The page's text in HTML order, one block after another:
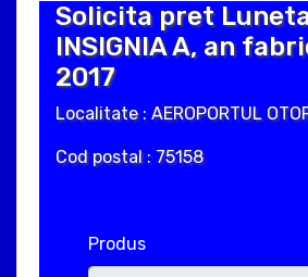
Solicita pret Luneta
INSIGNIA A, an
2017
Localitate : AEROPORTUL
Cod postal : 75158
Produs